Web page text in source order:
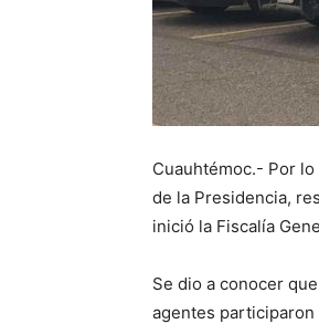
Cuauhtémoc.- Por
de la Presidencia,
inició la Fiscalía
Se dio a conocer
agentes participaron